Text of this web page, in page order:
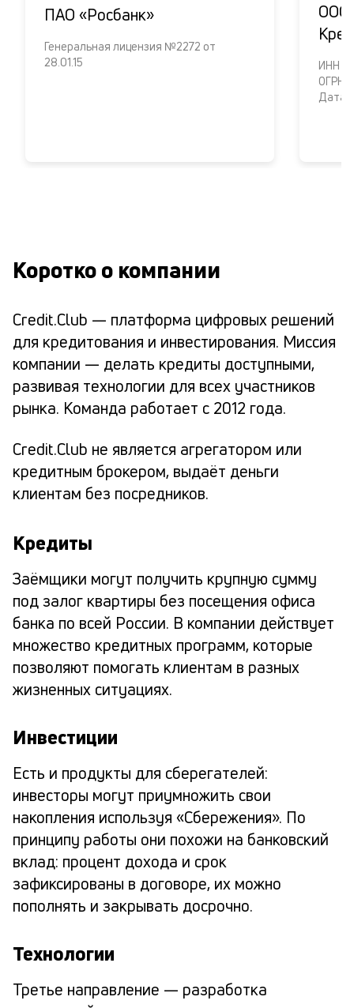
ПАО «Росбанк»
Генеральная лицензия №2272 от
28.01.15
ООО
ИНH
ОГРН
Дата
Коротко о компании
Credit.Club — платформа цифровых решений
для кредитования и инвестирования. Миссия
компании — делать кредиты доступными,
развивая технологии для всех участников
рынка. Команда работает с 2012 года.
Credit.Club не является агрегатором или
кредитным брокером, выдаёт деньги
клиентам без посредников.
Кредиты
Заёмщики могут получить крупную сумму
под залог квартиры без посещения офиса
банка по всей России. В компании действует
множество кредитных программ, которые
позволяют помогать клиентам в разных
жизненных ситуациях.
Инвестиции
Есть и продукты для сберегателей:
инвесторы могут приумножить свои
накопления используя «Сбережения». По
принципу работы они похожи на банковский
вклад: процент дохода и срок
зафиксированы в договоре, их можно
пополнять и закрывать досрочно.
Технологии
Третье направление — разработка